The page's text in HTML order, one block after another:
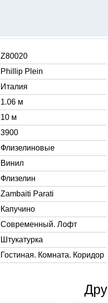
Z80020
Phillip Plein
Италия
1.06 м
10 м
3900
Флизелиновые
Винил
Флизелин
Zambaiti Parati
Капучино
Современный. Лофт
Штукатурка
Гостиная. Комната. Коридор